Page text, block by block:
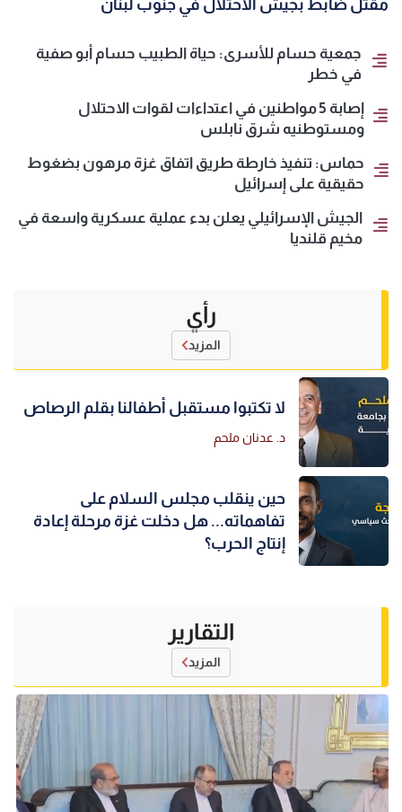
مقتل ضابط بجيش الاحتلال في جنوب لبنان
جمعية حسام للأسرى: حياة الطبيب حسام أبو صفية
في خطر
إصابة 5 مواطنين في اعتداءات لقوات الاحتلال
ومستوطنيه شرق نابلس
حماس: تنفيذ خارطة طريق اتفاق غزة مرهون بضغوط
حقيقية على إسرائيل
الجيش الإسرائيلي يعلن بدء عملية عسكرية واسعة في
مخيم قلنديا
رأي
المزيد
لا تكتبوا مستقبل أطفالنا بقلم الرصاص
د. عدنان ملحم
حين ينقلب مجلس السلام على
تفاهماته... هل دخلت غزة مرحلة إعادة
إنتاج الحرب؟
التقارير
المزيد